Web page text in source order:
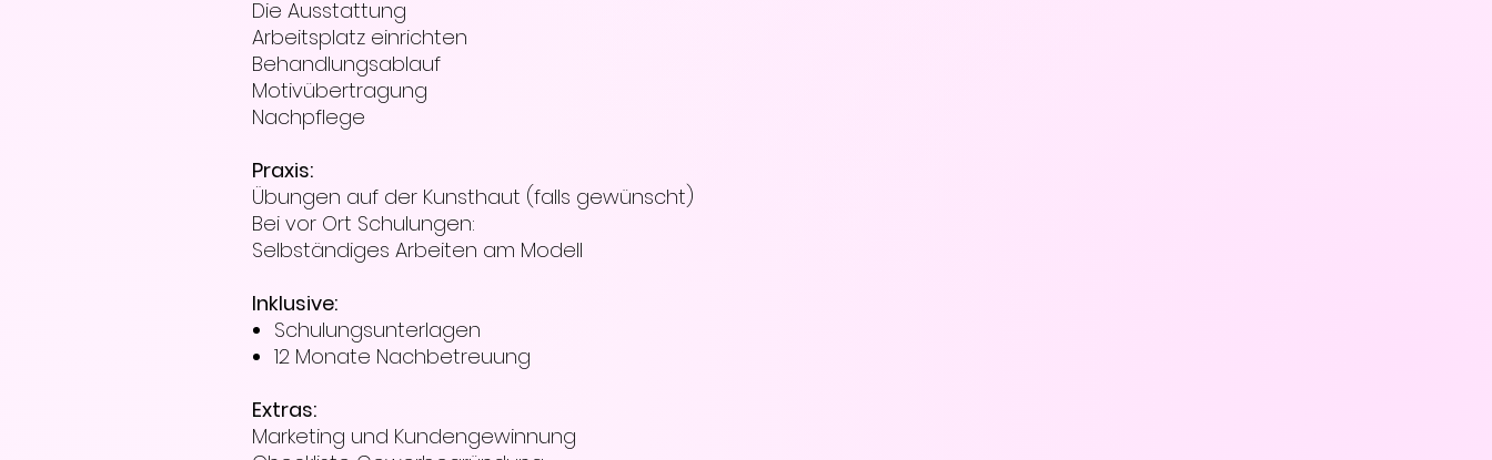
Die Ausstattung
Arbeitsplatz einrichten
Behandlungsablauf
Motivübertragung
Nachpflege
Praxis:
Übungen auf der Kunsthaut (falls gewünscht)
Bei vor Ort Schulungen:
Selbständiges Arbeiten am Modell
Inklusive:
Schulungsunterlagen
12 Monate Nachbetreuung
Extras:
Marketing und Kundengewinnung